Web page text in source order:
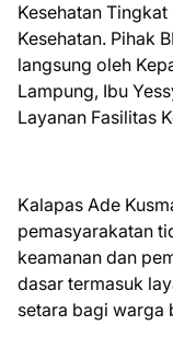
Kesehatan Tingkat
Kesehatan. Pihak
langsung oleh
Lampung, Ibu
Layanan Fasilitas
Kalapas Ade
pemasyarakatan
keamanan dan
dasar termasuk
setara bagi warga